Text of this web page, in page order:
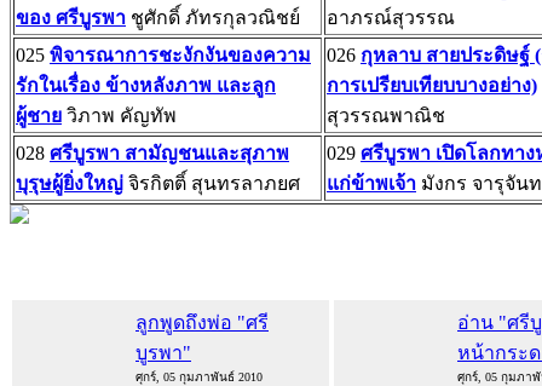
ของ ศรีบูรพา ชูศักดิ์ ภัทรกุลวณิชย์
อาภรณ์สุวรรณ
025 พิจารณาการชะงักงันของความ
รักในเรื่อง ข้างหลังภาพ และลูก
ผู้ชาย วิภาพ คัญทัพ
026 กุหลาบ สายประดิษฐ์
การเปรียบเทียบบางอย่าง)
สุวรรณพาณิช
028 ศรีบูรพา สามัญชนและสุภาพ
บุรุษผู้ยิ่งใหญ่ จิรกิตติ์ สุนทรลาภยศ
029 ศรีบูรพา เปิดโลกทา
แก่ข้าพเจ้า มังกร จารุจัน
ลูกพูดถึงพ่อ "ศรี
บูรพา"
ศุกร์, 05 กุมภาพันธ์ 2010
อ่าน "ศรี
หน้ากระ
ศุกร์, 05 กุมภาพั